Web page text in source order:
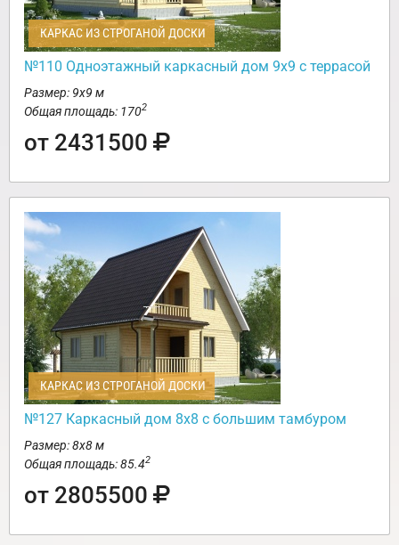
КАРКАС ИЗ СТРОГАНОЙ ДОСКИ
№110 Одноэтажный каркасный дом 9х9 с террасой
Размер: 9х9 м
Общая площадь: 1702
от 2431500
КАРКАС ИЗ СТРОГАНОЙ ДОСКИ
№127 Каркасный дом 8х8 с большим тамбуром
Размер: 8х8 м
Общая площадь: 85.42
от 2805500